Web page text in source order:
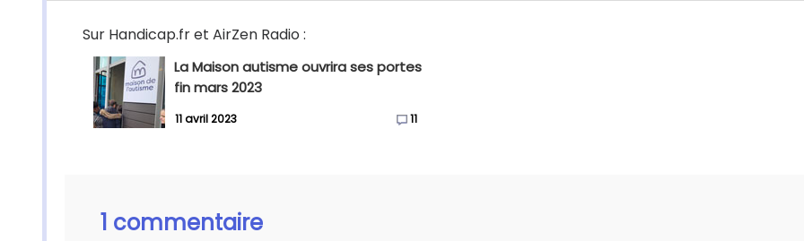
Sur Handicap.fr et AirZen Radio :
La Maison autisme ouvrira ses portes
fin mars 2023
11 avril 2023 11
1 commentaire